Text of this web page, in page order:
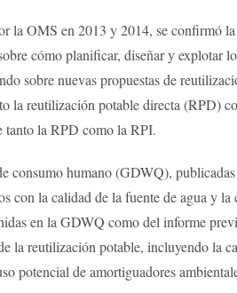
la OMS en 2013 y 2014, se confirmó
cómo planificar, diseñar y explotar
sobre nuevas propuestas de
la reutilización potable directa (RPD)
tanto la RPD como la RPI.
consumo humano (GDWQ),
con la calidad de la fuente de agua y
en la GDWQ como del informe
la reutilización potable, incluyendo la
potencial de amortiguadores